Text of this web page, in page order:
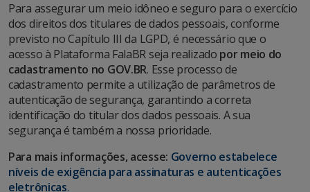
Para assegurar um meio idôneo e seguro para o exercício
dos direitos dos titulares de dados pessoais, conforme
previsto no Capítulo III da LGPD, é necessário que o
acesso à Plataforma FalaBR seja realizado por meio do
cadastramento no GOV.BR. Esse processo de
cadastramento permite a utilização de parâmetros de
autenticação de segurança, garantindo a correta
identificação do titular dos dados pessoais. A sua
segurança é também a nossa prioridade.
Para mais informações, acesse: Governo estabelece
níveis de exigência para assinaturas e autenticações
eletrônicas.